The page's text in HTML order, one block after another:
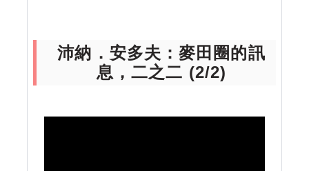
沛納．安多夫：麥田圈的訊
息，二之二 (2/2)